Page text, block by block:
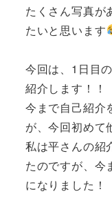
たくさん写真が
たいと思います
今回は、1日目
紹介します！！
今まで自己紹介
が、今回初めて
私は平さんの紹
たのですが、今
になりました！